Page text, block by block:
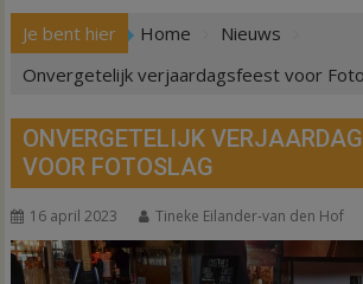
Je bent hier Home
Nieuws
Onvergetelijk verjaardagsfeest voor
ONVERGETELIJK
VOOR FOTOSLAG
16 april 2023 Tineke Eilander-van den Hof